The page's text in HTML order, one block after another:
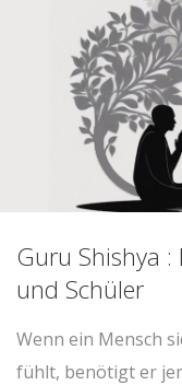
Guru Shishya
und Schüler
Wenn ein Mensch
fühlt, benötigt er